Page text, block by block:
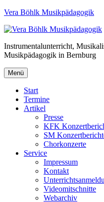
Vera Böhlk Musikpädagogik
Instrumentalunterricht,
Musikpädagogik in Bernburg
Menü
Start
Termine
Artikel
Presse
KFK
SM
Chorkonzerte
Service
Impressum
Kontakt
Videomitschnitte
Webarchiv